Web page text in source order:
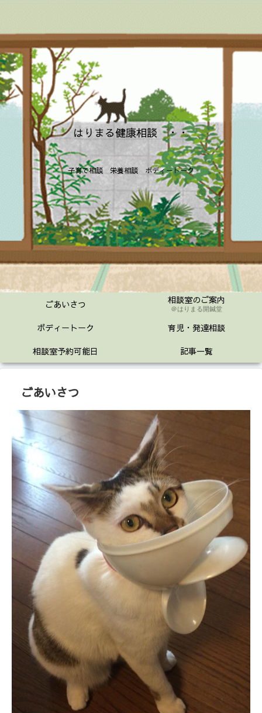
はりまる健康相談 ・・
子育て相談 栄養相談 ボディートーク
ごあいさつ 相談室のご案内
＠はりまる開鍼堂
ボディートーク
育児・発達相談
相談室予約可能日
記事一覧
ごあいさつ